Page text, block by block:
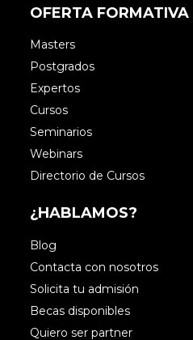
OFERTA FORMATIVA
Masters
Postgrados
Expertos
Cursos
Seminarios
Webinars
Directorio de Cursos
¿HABLAMOS?
Blog
Contacta con nosotros
Solicita tu admisión
Becas disponibles
Quiero ser partner